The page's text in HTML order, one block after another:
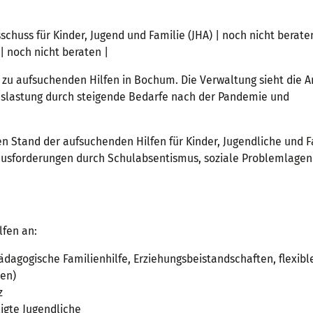
für Kinder, Jugend und Familie (JHA) | noch nicht
noch nicht beraten |
aufsuchenden Hilfen in Bochum. Die Verwaltung sieht die
durch steigende Bedarfe nach der Pandemie und
Stand der aufsuchenden Hilfen für Kinder, Jugendliche und
durch Schulabsentismus, soziale
an:
Familienhilfe, Erziehungsbeistandschaften,
Jugendliche